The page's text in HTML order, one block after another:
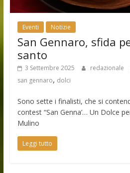
Eventi Notizie
San Gennaro, sfida
santo
3 Settembre 2025 redazionale
san gennaro, dolci
Sono sette i finalisti, che si
contest “San Genna’… Un Dolce
Mulino
Leggi tutto